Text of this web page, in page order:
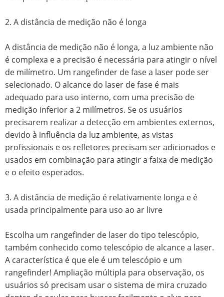
2. A distância de medição não é longa
A distância de medição não é longa, a luz ambiente não
é complexa e a precisão é necessária para atingir o nível
de milímetro. Um rangefinder de fase a laser pode ser
selecionado. O alcance do laser de fase é mais
adequado para uso interno, com uma precisão de
medição inferior a 2 milímetros. Se os usuários
precisarem realizar a detecção em ambientes externos,
devido à influência da luz ambiente, as vistas
profissionais e os refletores precisam ser adicionados e
usados ​​em combinação para atingir a faixa de medição
e o efeito esperados.
3. A distância de medição é relativamente longa e é
usada principalmente para uso ao ar livre
Escolha um rangefinder de laser do tipo telescópio,
também conhecido como telescópio de alcance a laser.
A característica é que ele é um telescópio e um
rangefinder! Ampliação múltipla para observação, os
usuários só precisam usar o sistema de mira cruzado